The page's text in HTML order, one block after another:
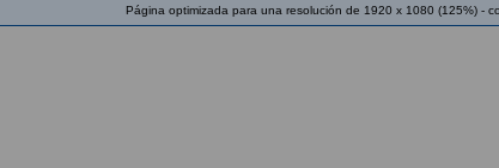
Página optimizada para una resolución de 1920 x 1080 (125%) -